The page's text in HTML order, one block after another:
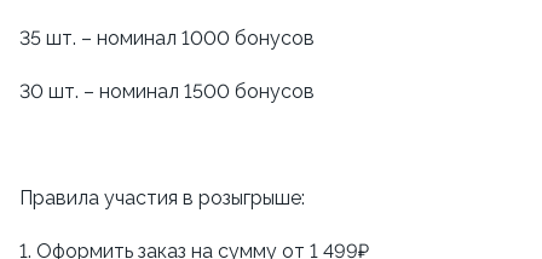
35 шт. – номинал 1000 бонусов
30 шт. – номинал 1500 бонусов
Правила участия в розыгрыше:
1. Оформить заказ на сумму от 1 499₽